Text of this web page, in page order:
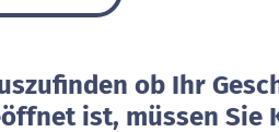
ob Ihr
ist, müssen Sie